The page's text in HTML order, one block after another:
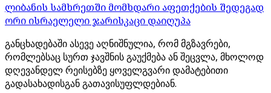
ლიბანის სამხრეთში მომხდარი აფეთქების შედეგად
ორი ისრაელელი ჯარისკაცი დაიღუპა
განცხადებაში ასევე აღნიშნულია, რომ მგზავრები,
რომლებსაც სურთ ჯავშნის გაუქმება ან შეცვლა, მხოლოდ
დღევანდელ რეისებზე ყოველგვარი დამატებითი
გადასახადისგან გათავისუფლდებიან.